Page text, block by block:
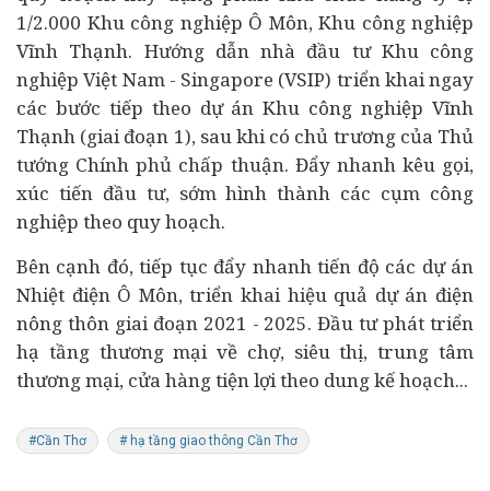
1/2.000 Khu công nghiệp Ô Môn, Khu công nghiệp
Vĩnh Thạnh. Hướng dẫn nhà đầu tư Khu công
nghiệp Việt Nam - Singapore (VSIP) triển khai ngay
các bước tiếp theo dự án Khu công nghiệp Vĩnh
Thạnh (giai đoạn 1), sau khi có chủ trương của Thủ
tướng Chính phủ chấp thuận. Đẩy nhanh kêu gọi,
xúc tiến đầu tư, sớm hình thành các cụm công
nghiệp theo quy hoạch.
Bên cạnh đó, tiếp tục đẩy nhanh tiến độ các dự án
Nhiệt điện Ô Môn, triển khai hiệu quả dự án điện
nông thôn giai đoạn 2021 - 2025. Đầu tư phát triển
hạ tầng thương mại về chợ, siêu thị, trung tâm
thương mại, cửa hàng tiện lợi theo dung kế hoạch...
#Cần Thơ # hạ tầng giao thông Cần Thơ